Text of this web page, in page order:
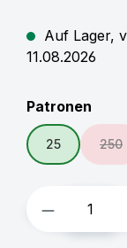
Auf Lager,
11.08.2026
Patronen
25 250
Produkt